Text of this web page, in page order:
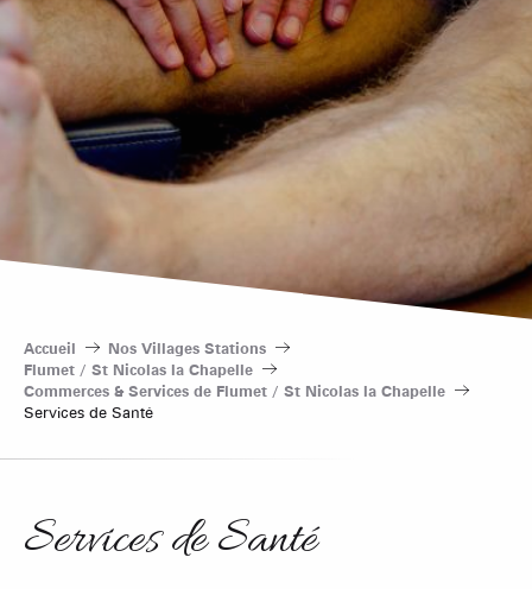
Accueil
Nos Villages Stations
Flumet / St Nicolas la Chapelle
Commerces & Services de Flumet / St Nicolas la Chapelle
Services de Santé
Services de Santé